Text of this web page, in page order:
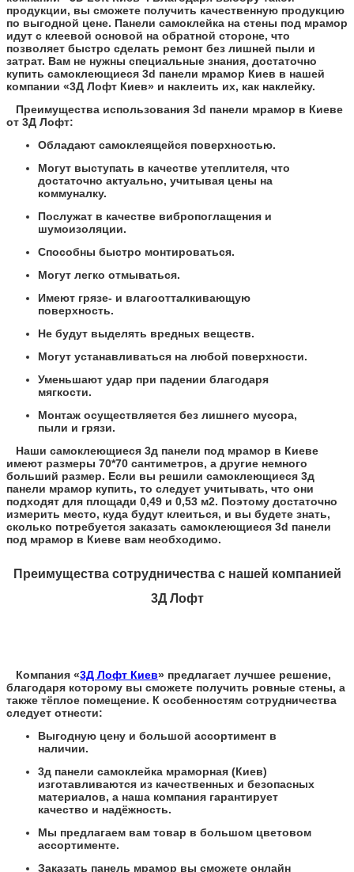
продукции, вы сможете получить качественную продукцию
по выгодной цене. Панели самоклейка на стены под мрамор
идут с клеевой основой на обратной стороне, что
позволяет быстро сделать ремонт без лишней пыли и
затрат. Вам не нужны специальные знания, достаточно
купить самоклеющиеся 3d панели мрамор Киев в нашей
компании «3Д Лофт Киев» и наклеить их, как наклейку.
Преимущества использования 3d панели мрамор в Киеве
от 3Д Лофт:
Обладают самоклеящейся поверхностью.
Могут выступать в качестве утеплителя, что
достаточно актуально, учитывая цены на
коммуналку.
Послужат в качестве вибропоглащения и
шумоизоляции.
Способны быстро монтироваться.
Могут легко отмываться.
Имеют грязе- и влагоотталкивающую
поверхность.
Не будут выделять вредных веществ.
Могут устанавливаться на любой поверхности.
Уменьшают удар при падении благодаря
мягкости.
Монтаж осуществляется без лишнего мусора,
пыли и грязи.
Наши самоклеющиеся 3д панели под мрамор в Киеве
имеют размеры 70*70 сантиметров, а другие немного
больший размер. Если вы решили самоклеющиеся 3д
панели мрамор купить, то следует учитывать, что они
подходят для площади 0,49 и 0,53 м2. Поэтому достаточно
измерить место, куда будут клеиться, и вы будете знать,
сколько потребуется заказать самоклеющиеся 3d панели
под мрамор в Киеве вам необходимо.
Преимущества сотрудничества с нашей компанией
3Д Лофт
Компания «3Д Лофт Киев» предлагает лучшее решение,
благодаря которому вы сможете получить ровные стены, а
также тёплое помещение. К особенностям сотрудничества
следует отнести:
Выгодную цену и большой ассортимент в
наличии.
3д панели самоклейка мраморная (Киев)
изготавливаются из качественных и безопасных
материалов, а наша компания гарантирует
качество и надёжность.
Мы предлагаем вам товар в большом цветовом
ассортименте.
Заказать панель мрамор вы сможете онлайн